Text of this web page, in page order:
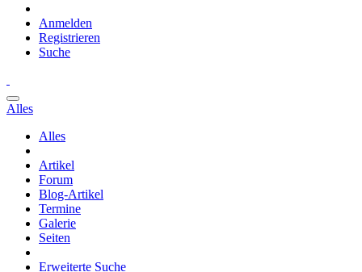
Anmelden
Registrieren
Suche
Alles
Alles
Artikel
Forum
Blog-Artikel
Termine
Galerie
Seiten
Erweiterte Suche